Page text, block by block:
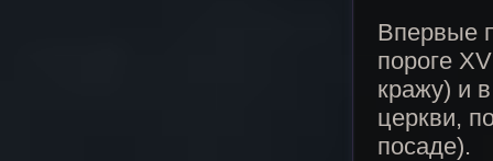
Впервые
пороге
кражу) и
церкви,
посаде).